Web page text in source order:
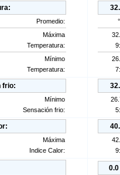
Promedio:
Máxima
Temperatura:
Mínimo
Temperatura:
frio:
Mínimo
Sensación frio:
Máxima
Indice Calor: